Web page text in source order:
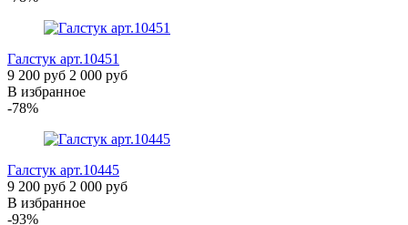
Галстук арт.10451
9 200 руб 2 000 руб
В избранное
-78%
Галстук арт.10445
9 200 руб 2 000 руб
В избранное
-93%